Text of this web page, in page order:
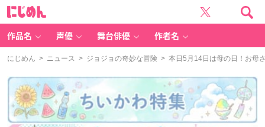
作品名 声優 舞台俳優 作者名
にじめん > ニュース > ジョジョの奇妙な冒険 > 本日5月14日は母の日！お母